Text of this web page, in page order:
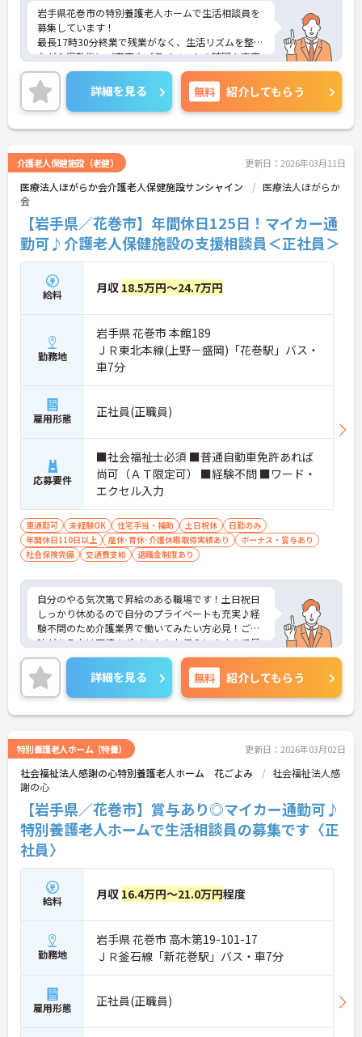
岩手県花巻市の特別養護老人ホームで生活相談員を
募集しています！
最長17時30分終業で残業がなく、生活リズムを整え
ながら退勤後にご家庭やプライベートの時間を充実
させることができます◎昇給・賞与制度あり！賞与
は4.7か月分と充実しており、仕事のモチベーション
にもつながります♪住宅手当や扶養手当等生活に嬉
しい制度も整っております！
ご興味のある方は、面接のポイントをお伝えします
詳細を見る 無料 紹介してもらう
介護老人保健施設（老健） 更新日：2026年03月11日
医療法人ほがらか会介護老人保健施設サンシャイン
医療法人ほがらか
会
【岩手県／花巻市】年間休日125日！マイカー通
勤可♪介護老人保健施設の支援相談員＜正社員＞
給料 月収 18.5万円～24.7万円
勤務地
岩手県 花巻市 本館189
ＪＲ東北本線(上野－盛岡)「花巻駅」バス・
車7分
雇用形態 正社員(正職員)
応募要件
■社会福祉士必須 ■普通自動車免許あれば
尚可（ＡＴ限定可） ■経験不問 ■ワード・
エクセル入力
車通勤可 未経験OK 住宅手当・補助 土日祝休
日勤のみ
年間休日110日以上
産休･育休･介護休暇取得実績あり
ボーナス・賞与あり
社会保険完備
交通費支給 退職金制度あり
自分のやる気次第で昇給のある職場です！土日祝日
しっかり休めるので自分のプライベートも充実♪経
験不問のため介護業界で働いてみたい方必見！ご興
味がある方は面接のポイントもお伝えしますので是
非ご応募ください！
詳細を見る 無料 紹介してもらう
特別養護老人ホーム（特養） 更新日：2026年03月02日
社会福祉法人感謝の心特別養護老人ホーム 花ごよみ
社会福祉法人感
謝の心
【岩手県／花巻市】賞与あり◎マイカー通勤可♪
特別養護老人ホームで生活相談員の募集です〈正
社員〉
給料 月収 16.4万円～21.0万円程度
勤務地
岩手県 花巻市 高木第19-101-17
ＪＲ釜石線「新花巻駅」バス・車7分
雇用形態 正社員(正職員)